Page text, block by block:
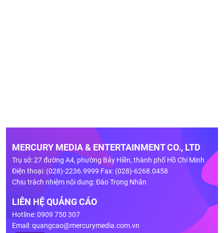
MERCURY MEDIA & ENTERTAINMENT CO., LTD
Trụ sở: 27 đường A4, phường Bảy Hiền, thành phố Hồ Chí Minh
Điện thoại: (028)-2236.9999 Fax: (028)-6268.0458
Chịu trách nhiệm nội dung: Đào Trọng Nhân
LIÊN HỆ QUẢNG CÁO
Hotline: 0909 750 307
Email:quangcao@mercurymedia.com.vn